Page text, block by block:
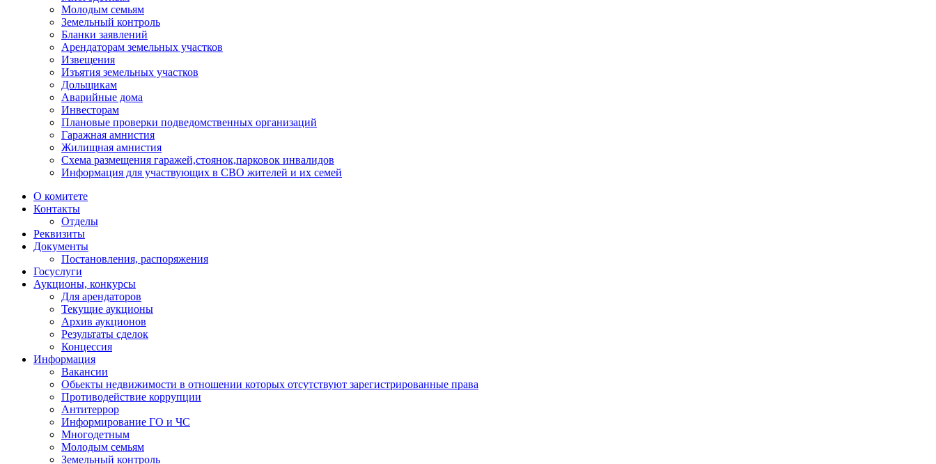
Молодым семьям
Земельный контроль
Бланки заявлений
Арендаторам земельных участков
Извещения
Изъятия земельных участков
Дольщикам
Аварийные дома
Инвесторам
Плановые проверки подведомственных организаций
Гаражная амнистия
Жилищная амнистия
Схема размещения гаражей,стоянок,парковок инвалидов
Информация для участвующих в СВО жителей и их семей
О комитете
Контакты
Отделы
Реквизиты
Документы
Постановления, распоряжения
Госуслуги
Аукционы, конкурсы
Для арендаторов
Текущие аукционы
Архив аукционов
Результаты сделок
Концессия
Информация
Вакансии
Обьекты недвижимости в отношении которых отсутствуют зарегистрированные права
Противодействие коррупции
Антитеррор
Информирование ГО и ЧС
Многодетным
Молодым семьям
Земельный контроль